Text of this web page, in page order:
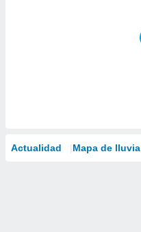
Actualidad Mapa de lluvia